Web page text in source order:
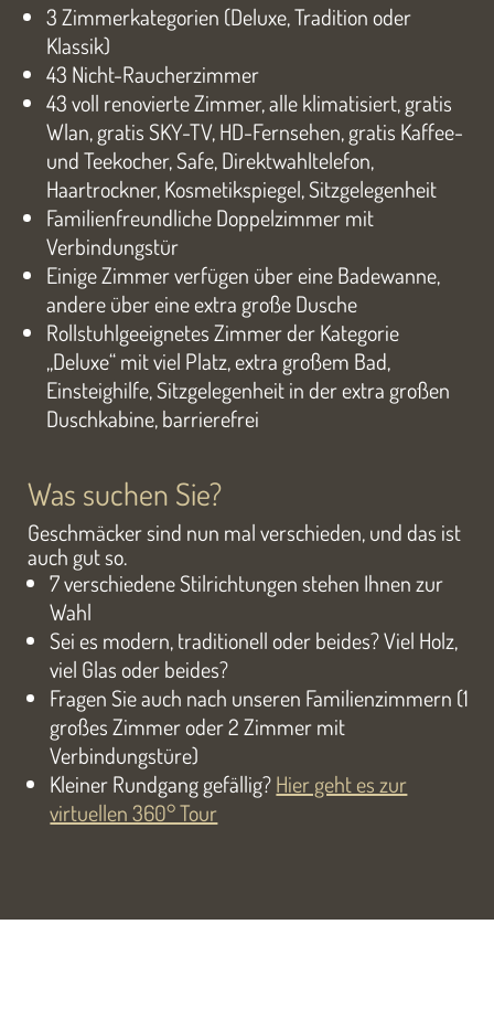
3 Zimmerkategorien (Deluxe, Tradition oder
Klassik)
43 Nicht-Raucherzimmer
43 voll renovierte Zimmer, alle klimatisiert, gratis
Wlan, gratis SKY-TV, HD-Fernsehen, gratis Kaffee-
und Teekocher, Safe, Direktwahltelefon,
Haartrockner, Kosmetikspiegel, Sitzgelegenheit
Familienfreundliche Doppelzimmer mit
Verbindungstür
Einige Zimmer verfügen über eine Badewanne,
andere über eine extra große Dusche
Rollstuhlgeeignetes Zimmer der Kategorie
„Deluxe“ mit viel Platz, extra großem Bad,
Einsteighilfe, Sitzgelegenheit in der extra großen
Duschkabine, barrierefrei
Was suchen Sie?
Geschmäcker sind nun mal verschieden, und das ist
auch gut so.
7 verschiedene Stilrichtungen stehen Ihnen zur
Wahl
Sei es modern, traditionell oder beides? Viel Holz,
viel Glas oder beides?
Fragen Sie auch nach unseren Familienzimmern (1
großes Zimmer oder 2 Zimmer mit
Verbindungstüre)
Kleiner Rundgang gefällig?Hier geht es zur
virtuellen 360° Tour